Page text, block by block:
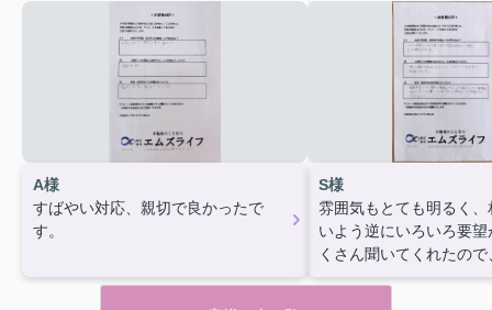
A様
すばやい対応、親切で良かったで
す。
S様
雰囲気もとても明るく、
いよう逆にいろいろ要
くさん聞いてくれたの
く契約ができました。